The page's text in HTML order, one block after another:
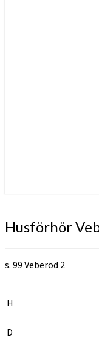
Husförhör
Veberöd
AI:4
1820-
1822
Husförhör
s. 99 Veberöd 2
H
D